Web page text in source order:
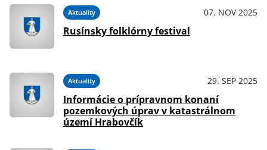
Aktuality 07. NOV 2025
Rusínsky folklórny festival
Aktuality 29. SEP 2025
Informácie o prípravnom konaní
pozemkových úprav v katastrálnom
území Hrabovčík